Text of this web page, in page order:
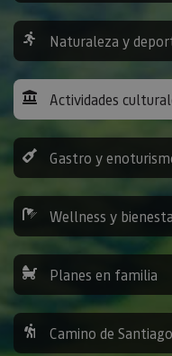
Naturaleza y
Actividades
Gastro y
Wellness y
Planes en familia
Camino de Santiago